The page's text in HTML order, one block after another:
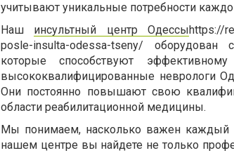
учитывают уникальные потребности
Наш инсультный центр Одессыhttps://
posle-insulta-odessa-tseny/ оборудован
которые способствуют
высококвалифицированные неврологи
Они постоянно повышают свою
области реабилитационной медицины.
Мы понимаем, насколько важен каждый
нашем центре вы найдете не только